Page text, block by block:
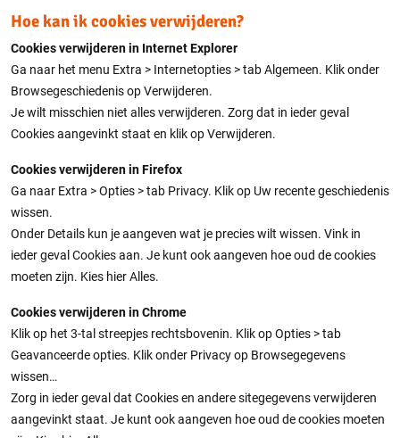
Hoe kan ik cookies verwijderen?
Cookies verwijderen in Internet Explorer
Ga naar het menu Extra > Internetopties > tab Algemeen. Klik onder
Browsegeschiedenis op Verwijderen.
Je wilt misschien niet alles verwijderen. Zorg dat in ieder geval
Cookies aangevinkt staat en klik op Verwijderen.
Cookies verwijderen in Firefox
Ga naar Extra > Opties > tab Privacy. Klik op Uw recente geschiedenis
wissen.
Onder Details kun je aangeven wat je precies wilt wissen. Vink in
ieder geval Cookies aan. Je kunt ook aangeven hoe oud de cookies
moeten zijn. Kies hier Alles.
Cookies verwijderen in Chrome
Klik op het 3-tal streepjes rechtsbovenin. Klik op Opties > tab
Geavanceerde opties. Klik onder Privacy op Browsegegevens
wissen…
Zorg in ieder geval dat Cookies en andere sitegegevens verwijderen
aangevinkt staat. Je kunt ook aangeven hoe oud de cookies moeten